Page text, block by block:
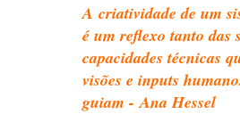
A criatividade de um
é um reflexo tanto das
capacidades técnicas
visões e inputs
guiam - Ana Hessel